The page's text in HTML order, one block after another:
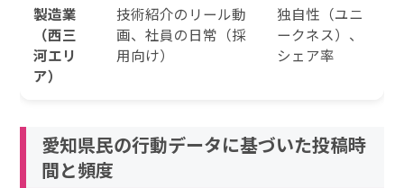
製造業
（西三
河エリ
ア）
技術紹介のリール動
画、社員の日常（採
用向け）
独自性（ユニ
ークネス）、
シェア率
愛知県民の行動データに基づいた投稿時
間と頻度